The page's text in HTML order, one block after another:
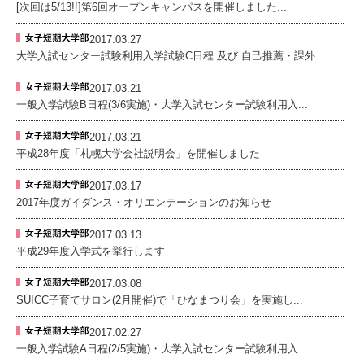
[次回は5/13!!]第6回オープンキャンパスを開催しました...
2017.03.27
大学入試センター試験利用入学試験C日程 及び 自己推薦・課外...
2017.03.21
一般入学試験B日程(3/6実施)・大学入試センター試験利用入...
2017.03.21
平成28年度「札幌大学会社説明会」を開催しました
2017.03.17
2017年度ガイダンス・オリエンテーションのお知らせ
2017.03.13
平成29年度入学式を挙行します
2017.03.08
SUICC子育てサロン(2月開催)で「ひなまつり会」を実施し...
2017.02.27
一般入学試験A日程(2/5実施)・大学入試センター試験利用入...